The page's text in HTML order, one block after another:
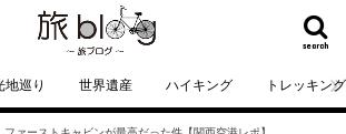
search
地巡り 世界遺産 ハイキング トレッキング